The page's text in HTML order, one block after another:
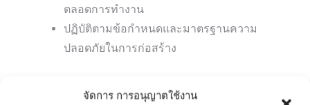
จัดการ การอนุญาตใช้งาน
ตลอดการทำงาน
ปฏิบัติตามข้อกำหนดและมาตรฐานความ
ปลอดภัยในการก่อสร้าง